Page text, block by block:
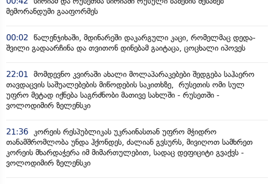
მემორანდუმი გააფორმეს
00:02 წალენჯიხაში, მდინარეში დაკარგული კაცი, რომელმაც დედა-
შვილი გადაარჩინა და თვითონ დინებამ გაიტაცა, ცოცხალი იპოვეს
22:01 მომდევნო კვირაში ახალი მოლაპარაკებები შედგება საჰაერო
თავდაცვის საშუალებების მიწოდების საკითხზე, რუსეთის ომი სულ
უფრო მეტად იქნება საგრძნობი მათივე სახლში - რუსეთში -
ვოლოდიმირ ზელენსკი
21:36 კორეის რესპუბლიკას უკრაინასთან უფრო მჭიდრო
თანამშრომლობა უნდა ჰქონდეს, ძალიან გვსურს, მივიღოთ სამხრეთ
კორეის მხარდაჭერა იმ მიმართულებით, სადაც დეფიციტი გვაქვს -
ვოლოდიმირ ზელენსკი